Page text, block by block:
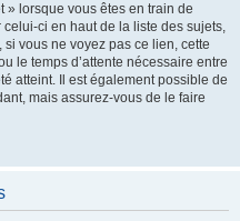
» lorsque vous êtes en train de
ci en haut de la liste des sujets,
vous ne voyez pas ce lien, cette
le temps d’attente nécessaire entre
atteint. Il est également possible de
mais assurez-vous de le faire